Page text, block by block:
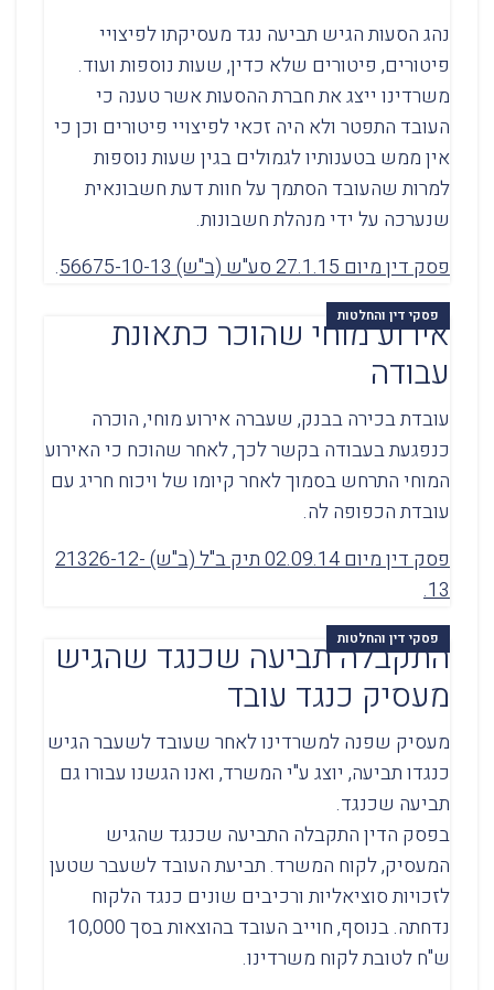
נהג הסעות הגיש תביעה נגד מעסיקתו לפיצויי
פיטורים, פיטורים שלא כדין, שעות נוספות ועוד.
משרדינו ייצג את חברת ההסעות אשר טענה כי
העובד התפטר ולא היה זכאי לפיצויי פיטורים וכן כי
אין ממש בטענותיו לגמולים בגין שעות נוספות
למרות שהעובד הסתמך על חוות דעת חשבונאית
שנערכה על ידי מנהלת חשבונות.
פסק דין מיום 27.1.15 סע"ש (ב"ש) 56675-10-13
.
פסקי דין והחלטות
אירוע מוחי שהוכר כתאונת
עבודה
עובדת בכירה בבנק, שעברה אירוע מוחי, הוכרה
כנפגעת בעבודה בקשר לכך, לאחר שהוכח כי האירוע
המוחי התרחש בסמוך לאחר קיומו של ויכוח חריג עם
עובדת הכפופה לה.
פסק דין מיום 02.09.14 תיק ב"ל (ב"ש) 21326-12-
13.
פסקי דין והחלטות
התקבלה תביעה שכנגד שהגיש
מעסיק כנגד עובד
מעסיק שפנה למשרדינו לאחר שעובד לשעבר הגיש
כנגדו תביעה, יוצג ע"י המשרד, ואנו הגשנו עבורו גם
תביעה שכנגד.
בפסק הדין התקבלה התביעה שכנגד שהגיש
המעסיק, לקוח המשרד. תביעת העובד לשעבר שטען
לזכויות סוציאליות ורכיבים שונים כנגד הלקוח
נדחתה. בנוסף, חוייב העובד בהוצאות בסך 10,000
ש"ח לטובת לקוח משרדינו.